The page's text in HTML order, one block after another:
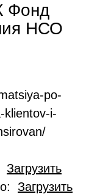
Фонд
НСО
po-
klientov-i-
Загрузить
Загрузить